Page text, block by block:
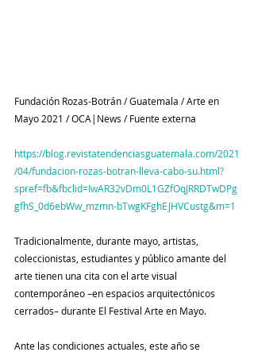
Fundación Rozas-Botrán / Guatemala / Arte en
Mayo 2021 / OCA|News / Fuente externa
https://blog.revistatendenciasguatemala.com/2021
/04/fundacion-rozas-botran-lleva-cabo-su.html?
spref=fb&fbclid=IwAR32vDm0L1GZfOqJRRDTwDPg
gfhS_0d6ebWw_mzmn-bTwgKFghEJHVCustg&m=1
Tradicionalmente, durante mayo, artistas,
coleccionistas, estudiantes y público amante del
arte tienen una cita con el arte visual
contemporáneo –en espacios arquitectónicos
cerrados– durante El Festival Arte en Mayo.
Ante las condiciones actuales, este año se